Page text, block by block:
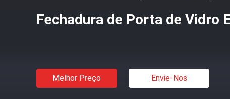
Fechadura de Porta de Vidro
Melhor Preço Envie-Nos